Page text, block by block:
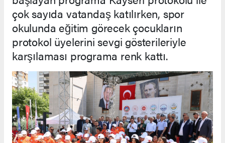
çok sayıda vatandaş katılırken, spor
okulunda eğitim görecek çocukların
protokol üyelerini sevgi gösterileriyle
karşılaması programa renk kattı.